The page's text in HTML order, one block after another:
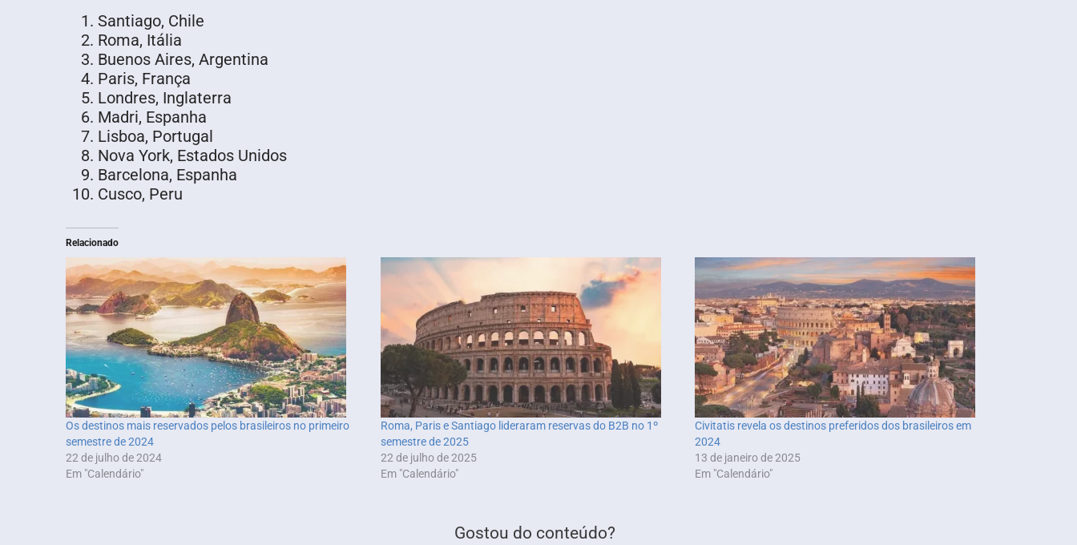
Santiago, Chile
Roma, Itália
Buenos Aires, Argentina
Paris, França
Londres, Inglaterra
Madri, Espanha
Lisboa, Portugal
Nova York, Estados Unidos
Barcelona, Espanha
Cusco, Peru
Relacionado
Os destinos mais reservados pelos brasileiros no primeiro
semestre de 2024
22 de julho de 2024
Em "Calendário"
Roma, Paris e Santiago lideraram reservas do B2B no 1º
semestre de 2025
22 de julho de 2025
Em "Calendário"
Civitatis revela os destinos preferidos dos brasileiros em
2024
13 de janeiro de 2025
Em "Calendário"
Gostou do conteúdo?